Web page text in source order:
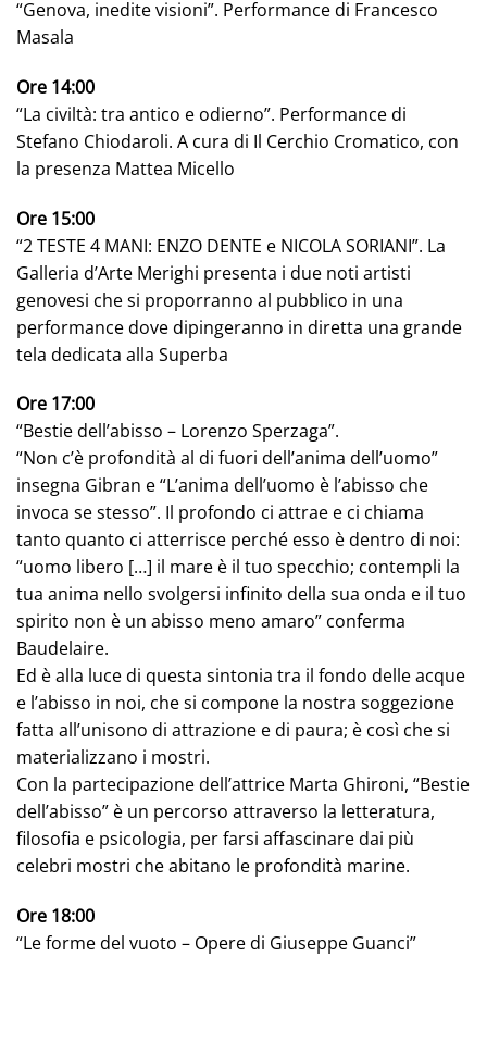
“Genova, inedite visioni”. Performance di Francesco
Masala
Ore 14:00
“La civiltà: tra antico e odierno”. Performance di
Stefano Chiodaroli. A cura di Il Cerchio Cromatico, con
la presenza Mattea Micello
Ore 15:00
“2 TESTE 4 MANI: ENZO DENTE e NICOLA SORIANI”. La
Galleria d’Arte Merighi presenta i due noti artisti
genovesi che si proporranno al pubblico in una
performance dove dipingeranno in diretta una grande
tela dedicata alla Superba
Ore 17:00
“Bestie dell’abisso – Lorenzo Sperzaga”.
“Non c’è profondità al di fuori dell’anima dell’uomo”
insegna Gibran e “L’anima dell’uomo è l’abisso che
invoca se stesso”. Il profondo ci attrae e ci chiama
tanto quanto ci atterrisce perché esso è dentro di noi:
“uomo libero […] il mare è il tuo specchio; contempli la
tua anima nello svolgersi infinito della sua onda e il tuo
spirito non è un abisso meno amaro” conferma
Baudelaire.
Ed è alla luce di questa sintonia tra il fondo delle acque
e l’abisso in noi, che si compone la nostra soggezione
fatta all’unisono di attrazione e di paura; è così che si
materializzano i mostri.
Con la partecipazione dell’attrice Marta Ghironi, “Bestie
dell’abisso” è un percorso attraverso la letteratura,
filosofia e psicologia, per farsi affascinare dai più
celebri mostri che abitano le profondità marine.
Ore 18:00
“Le forme del vuoto – Opere di Giuseppe Guanci”